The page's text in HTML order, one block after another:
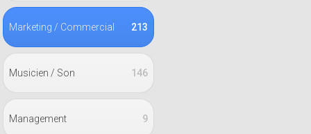
213
Marketing / Commercial
146
Musicien / Son
9
Management